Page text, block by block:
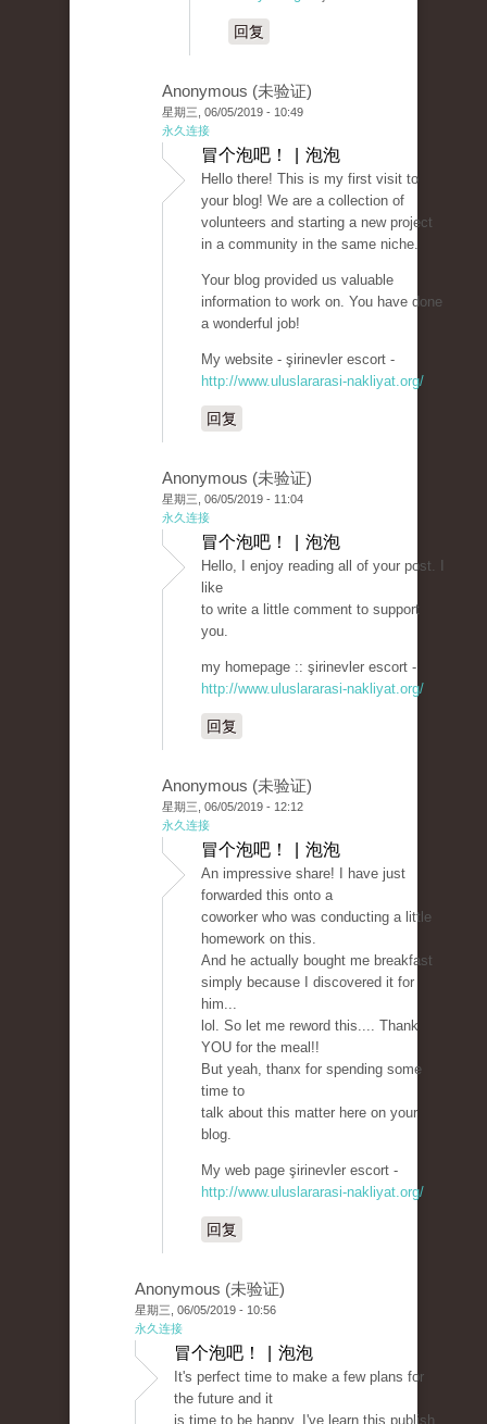
回复
Anonymous (未验证)
星期三, 06/05/2019 - 10:49
永久连接
冒个泡吧！ | 泡泡
Hello there! This is my first visit to
your blog! We are a collection of
volunteers and starting a new project
in a community in the same niche.
Your blog provided us valuable
information to work on. You have done
a wonderful job!
My website - şirinevler escort -
http://www.uluslararasi-nakliyat.org/
回复
Anonymous (未验证)
星期三, 06/05/2019 - 11:04
永久连接
冒个泡吧！ | 泡泡
Hello, I enjoy reading all of your post. I
like
to write a little comment to support
you.
my homepage :: şirinevler escort -
http://www.uluslararasi-nakliyat.org/
回复
Anonymous (未验证)
星期三, 06/05/2019 - 12:12
永久连接
冒个泡吧！ | 泡泡
An impressive share! I have just
forwarded this onto a
coworker who was conducting a little
homework on this.
And he actually bought me breakfast
simply because I discovered it for
him...
lol. So let me reword this.... Thank
YOU for the meal!!
But yeah, thanx for spending some
time to
talk about this matter here on your
blog.
My web page şirinevler escort -
http://www.uluslararasi-nakliyat.org/
回复
Anonymous (未验证)
星期三, 06/05/2019 - 10:56
永久连接
冒个泡吧！ | 泡泡
It's perfect time to make a few plans for
the future and it
is time to be happy. I've learn this publish